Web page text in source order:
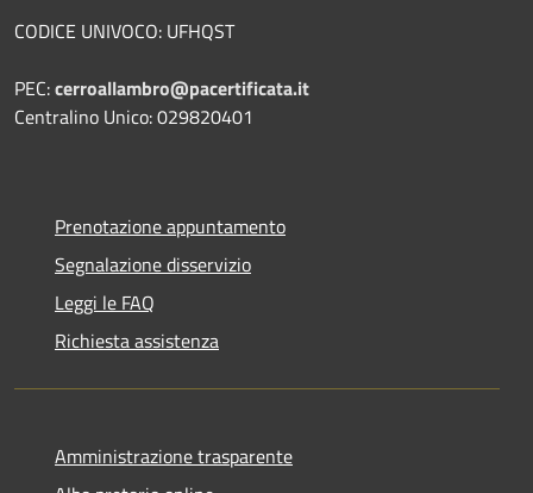
CODICE UNIVOCO: UFHQST
PEC:cerroallambro@pacertificata.it
Centralino Unico: 029820401
Prenotazione appuntamento
Segnalazione disservizio
Leggi le FAQ
Richiesta assistenza
Amministrazione trasparente